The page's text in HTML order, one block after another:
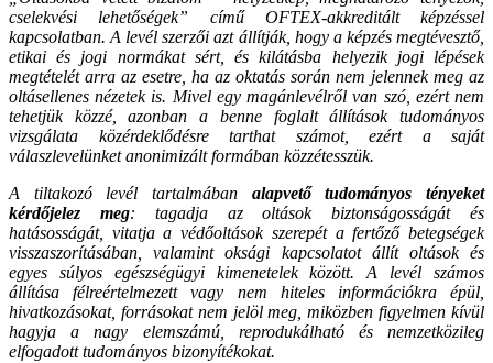
cselekvési lehetőségek” című OFTEX-akkreditált képzéssel
kapcsolatban. A levél szerzői azt állítják, hogy a képzés megtévesztő,
etikai és jogi normákat sért, és kilátásba helyezik jogi lépések
megtételét arra az esetre, ha az oktatás során nem jelennek meg az
oltásellenes nézetek is. Mivel egy magánlevélről van szó, ezért nem
tehetjük közzé, azonban a benne foglalt állítások tudományos
vizsgálata közérdeklődésre tarthat számot, ezért a saját
válaszlevelünket anonimizált formában közzétesszük.
A tiltakozó levél tartalmában alapvető tudományos tényeket
kérdőjelez meg: tagadja az oltások biztonságosságát és
hatásosságát, vitatja a védőoltások szerepét a fertőző betegségek
visszaszorításában, valamint oksági kapcsolatot állít oltások és
egyes súlyos egészségügyi kimenetelek között. A levél számos
állítása félreértelmezett vagy nem hiteles információkra épül,
hivatkozásokat, forrásokat nem jelöl meg, miközben figyelmen kívül
hagyja a nagy elemszámú, reprodukálható és nemzetközileg
elfogadott tudományos bizonyítékokat.